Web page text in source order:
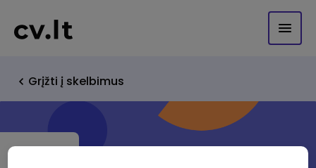
Grįžti į skelbimus